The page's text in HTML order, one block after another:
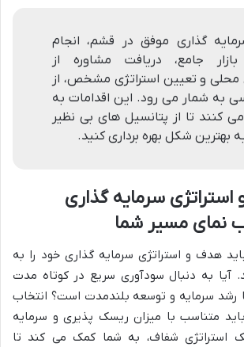
گذاری موفق در قشم، انجام
جامع، دریافت مشاوره از
محلی و تعیین استراتژی مشخص، از
به شمار می رود. این اقدامات به
کنند تا از پتانسیل های بی نظیر
بهترین شکل بهره برداری کنید.
سرمایه گذاری
مسیر شما
هدف و استراتژی سرمایه گذاری خود را به
به دنبال سودآوری سریع در کوتاه مدت
سرمایه و توسعه بلندمدت است؟ انتخاب
متناسب با میزان ریسک پذیری و سرمایه
استراتژی شفاف، به شما کمک می کند تا